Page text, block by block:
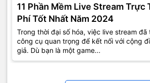
11 Phần Mềm Live Stream Trực
Phí Tốt Nhất Năm 2024
Trong thời đại số hóa, việc live stream đã
công cụ quan trọng để kết nối với cộng
giả. Dù bạn là một game...